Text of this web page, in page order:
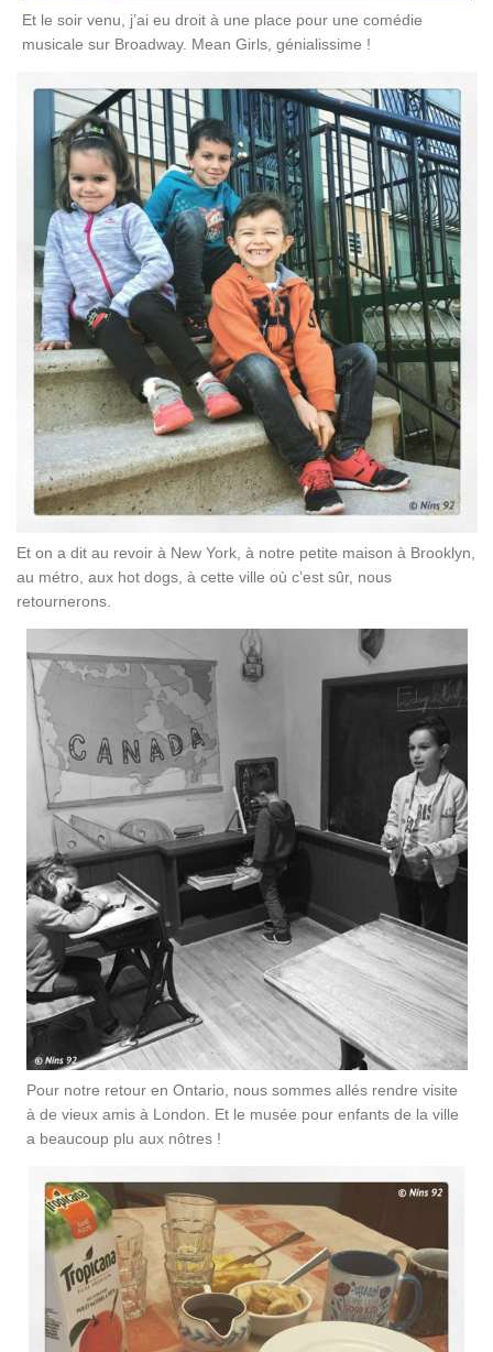
Et le soir venu, j’ai eu droit à une place pour une comédie
musicale sur Broadway. Mean Girls, génialissime !
Et on a dit au revoir à New York, à notre petite maison à Brooklyn,
au métro, aux hot dogs, à cette ville où c’est sûr, nous
retournerons.
Pour notre retour en Ontario, nous sommes allés rendre visite
à de vieux amis à London. Et le musée pour enfants de la ville
a beaucoup plu aux nôtres !